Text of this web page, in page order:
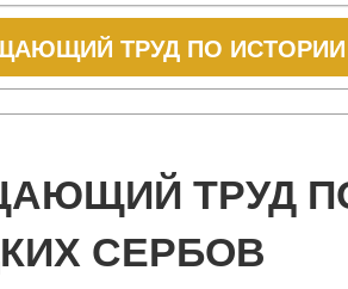
ТРУД ПО
ТРУД
СЕРБОВ